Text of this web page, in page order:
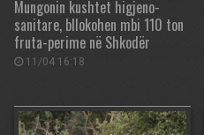
Mungonin kushtet higjeno-
sanitare, bllokohen mbi 110 ton
fruta-perime në Shkodër
11/04 16:18